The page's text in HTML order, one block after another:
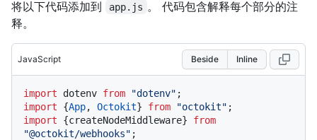
将以下代码添加到 app.js 。 代码包含解释每个部分的注
释。
JavaScript Beside Inline
import dotenv from "dotenv"
import {App, Octokit} from "octokit"
import {createNodeMiddleware} from
"@octokit/webhooks"